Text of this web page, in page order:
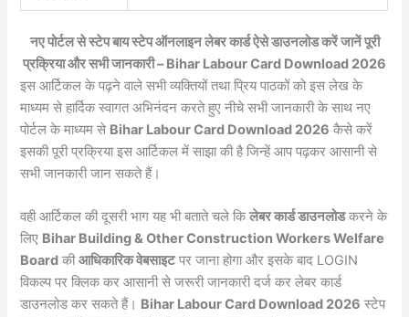
नए पोर्टल से स्टेप बाय स्टेप ऑनलाइन लेबर कार्ड ऐसे डाउनलोड करें जानें पूरी
प्रक्रिया और सभी जानकारी – Bihar Labour Card Download 2026
इस आर्टिकल के पढ़ने वाले सभी व्यक्तियों तथा प्रिय पाठकों को इस लेख के
माध्यम से हार्दिक स्वागत अभिनंदन करते हुए नीचे सभी जानकारी के साथ नए
पोर्टल के माध्यम से Bihar Labour Card Download 2026 कैसे करें
इसकी पूरी प्रक्रिया इस आर्टिकल में साझा की है जिन्हें आप पढ़कर आसानी से
सभी जानकारी जान सकते हैं।
वही आर्टिकल की दूसरी भाग यह भी बताते चले किलेबर कार्ड डाउनलोडकरने के
लिए Bihar Building & Other Construction Workers Welfare
Board कीआधिकारिक वेबसाइटपर जाना होगा और इसके बाद LOGIN
विकल्प पर क्लिक कर आसानी से जरूरी जानकारी दर्ज कर लेबर कार्ड
डाउनलोड कर सकते हैं। Bihar Labour Card Download 2026 स्टेप